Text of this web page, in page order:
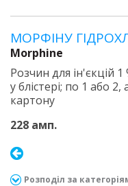
МОРФІНУ
Morphine
Розчин для ін'єкцій
у блістері; по 1 або 2,
картону
228 амп.
Розподіл за